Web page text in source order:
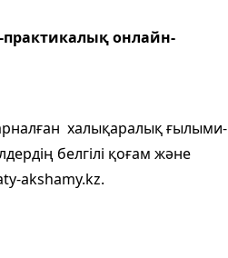
онлайн-
халықаралық ғылыми-
белгілі қоғам және
akshamy.kz.